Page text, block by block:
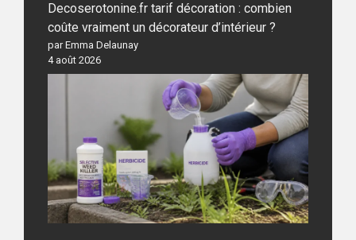
Decoserotonine.fr tarif décoration : combien
coûte vraiment un décorateur d’intérieur ?
par Emma Delaunay
4 août 2026